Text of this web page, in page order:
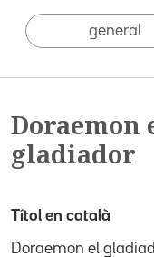
general
Doraemon
gladiador
Títol en català
Doraemon el